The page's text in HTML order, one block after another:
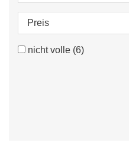
Preis
nicht volle (6)